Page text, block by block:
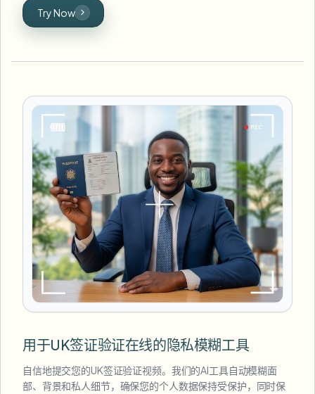
Try Now
用于UK签证验证在线的隐私模糊工具
自信地提交您的UK签证验证视频。我们的AI工具自动模糊面
部、背景和私人细节，确保您的个人数据保持受保护，同时保